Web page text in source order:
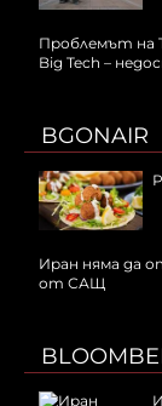
Проблемът на
Big Tech –
BGONAIR
Иран няма да
от САЩ